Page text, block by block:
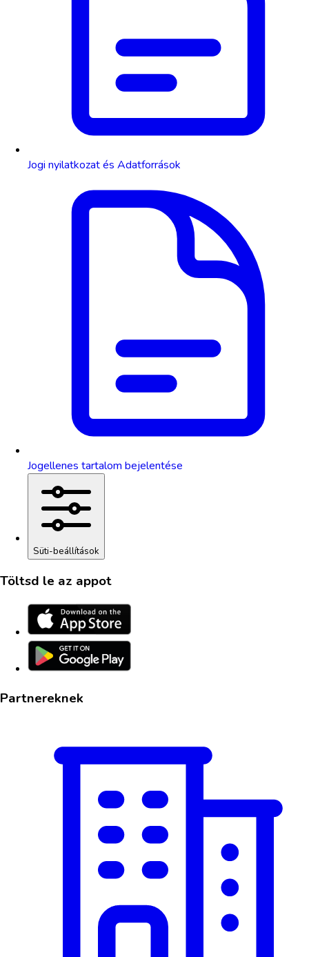
Jogi nyilatkozat és Adatforrások
Jogellenes tartalom bejelentése
Süti-beállítások
Töltsd le az appot
Partnereknek